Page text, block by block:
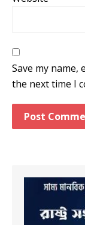
Save my
the next time I